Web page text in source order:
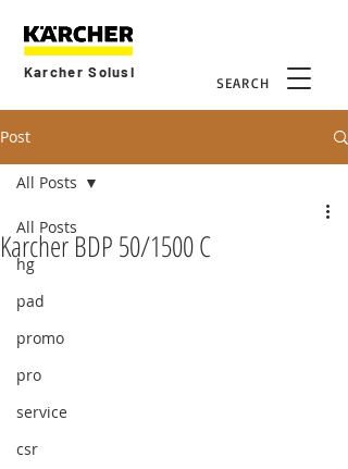
SEARCH
Karcher Solusi
Post
All Posts
hg
pad
promo
pro
service
csr
All Posts
Karcher BDP 50/1500 C